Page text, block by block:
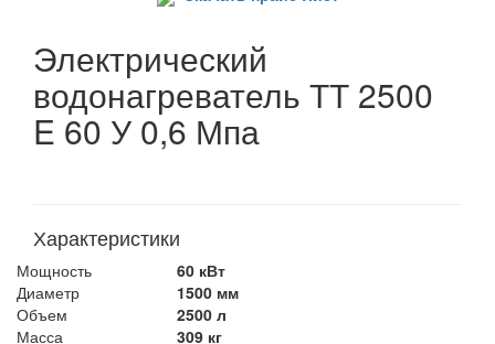
Электрический
водонагреватель ТТ 2500
E 60 У 0,6 Мпа
Характеристики
Мощность
60 кВт
Диаметр
1500 мм
Объем
2500 л
Масса
309 кг